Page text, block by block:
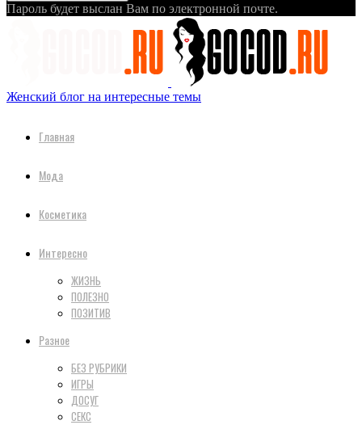
Пароль будет выслан Вам по электронной почте.
Женский блог на интересные темы
Главная
Мода
Косметика
Интересно
ЖИЗНЬ
ПОЛЕЗНО
ПОЗИТИВ
Разное
БЕЗ РУБРИКИ
ИГРЫ
ДОСУГ
СЕКС